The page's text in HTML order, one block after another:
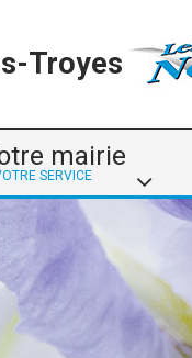
Troyes
mairie
SERVICE